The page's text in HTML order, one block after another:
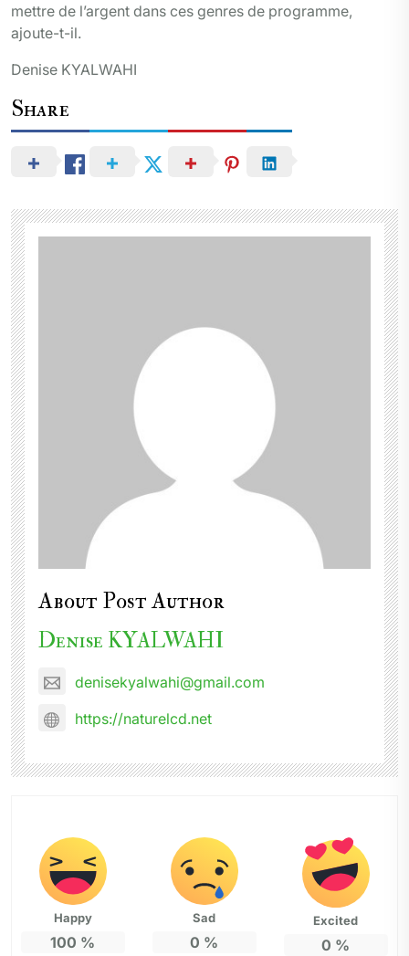
mettre de l’argent dans ces genres de programme,
ajoute-t-il.
Denise KYALWAHI
Share
About Post Author
Denise KYALWAHI
denisekyalwahi@gmail.com
https://naturelcd.net
Happy
100 %
Sad
0 %
Excited
0 %